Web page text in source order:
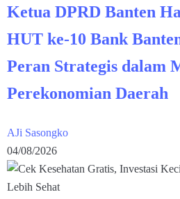
Ketua DPRD Banten
HUT ke-10 Bank
Peran Strategis dalam
Perekonomian Daerah
AJi Sasongko
04/08/2026